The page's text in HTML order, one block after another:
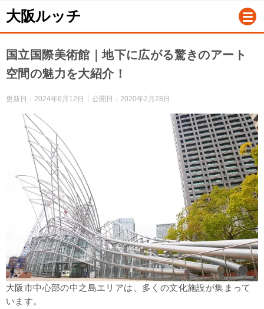
大阪ルッチ
国立国際美術館｜地下に広がる驚きのアート
空間の魅力を大紹介！
更新日： 2024年6月12日 公開日： 2020年2月28日
大阪市中心部の中之島エリアは、多くの文化施設が集まって
います。